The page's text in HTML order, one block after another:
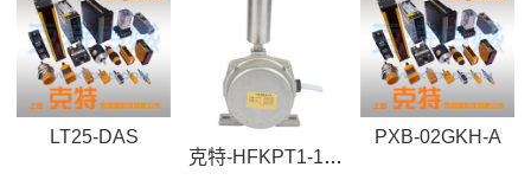
LT25-DAS
克特-HFKPT1-12-30-不锈钢跑偏开关-HFP-DIP皮带机输送安全保护装置
PXB-02GKH-A